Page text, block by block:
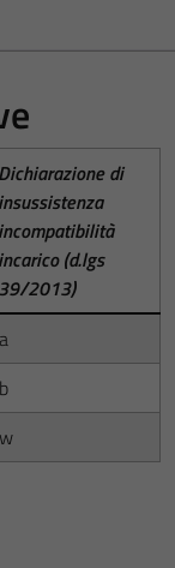
Dichiarazione di
insussistenza
incompatibilità
incarico (d.lgs
39/2013)
a
b
w